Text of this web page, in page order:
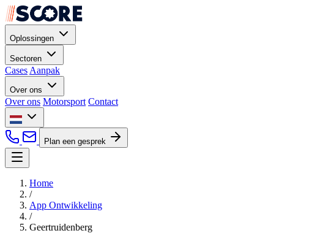
Oplossingen
Sectoren
Cases Aanpak
Over ons
Over ons Motorsport Contact
Plan een gesprek
Home
/
App Ontwikkeling
/
Geertruidenberg